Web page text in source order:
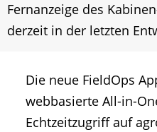
Fernanzeige des
derzeit in der letzten
Die neue FieldOps
webbasierte All-in-
Echtzeitzugriff auf